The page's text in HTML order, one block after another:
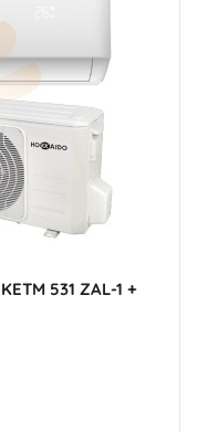
531 ZAL-1 +